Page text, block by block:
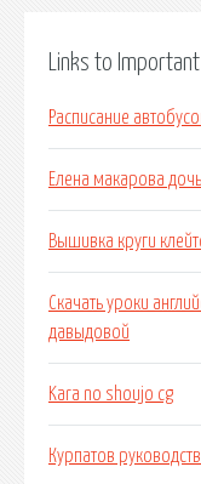
Links to
Расписание
Елена макарова
Вышивка круги
Скачать уроки
давыдовой
Kara no shoujo cg
Курпатов